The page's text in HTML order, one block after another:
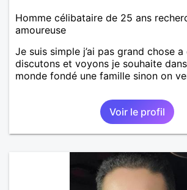
Homme célibataire de 25 ans
amoureuse
Je suis simple j’ai pas grand chose
discutons et voyons je souhaite
monde fondé une famille sinon on
Voir le profil